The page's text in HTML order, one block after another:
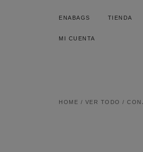
ENABAGS TIENDA
MI CUENTA
HOME / VER TODO /